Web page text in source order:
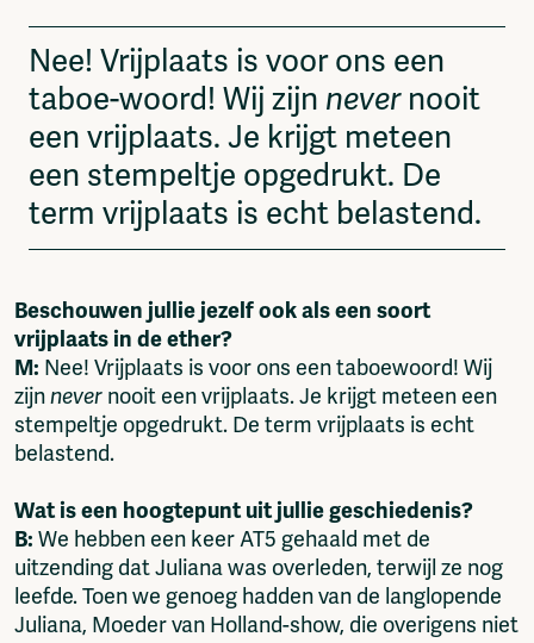
Nee! Vrijplaats is voor ons een
taboe-woord! Wij zijn nevernooit
een vrijplaats. Je krijgt meteen
een stempeltje opgedrukt. De
term vrijplaats is echt belastend.
Beschouwen jullie jezelf ook als een soort
vrijplaats in de ether?
M: Nee! Vrijplaats is voor ons een taboewoord! Wij
zijnnever nooit een vrijplaats. Je krijgt meteen een
stempeltje opgedrukt. De term vrijplaats is echt
belastend.
Wat is een hoogtepunt uit jullie geschiedenis?
B: We hebben een keer AT5 gehaald met de
uitzending dat Juliana was overleden, terwijl ze nog
leefde. Toen we genoeg hadden van de langlopende
Juliana, Moeder van Holland-show, die overigens niet